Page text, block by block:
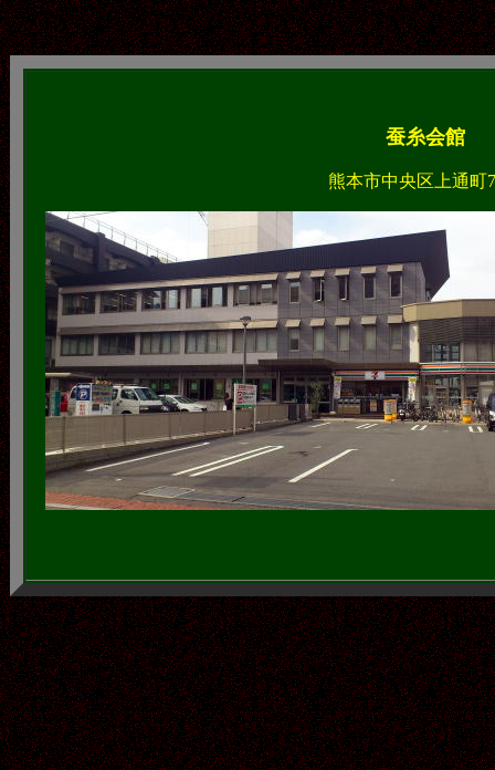
蚕糸会館
熊本市中央区上通町7-